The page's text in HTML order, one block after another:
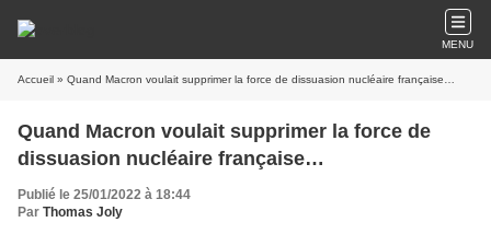
MENU
Accueil » Quand Macron voulait supprimer la force de dissuasion nucléaire française…
Quand Macron voulait supprimer la force de
dissuasion nucléaire française…
Publié le 25/01/2022 à 18:44
Par Thomas Joly